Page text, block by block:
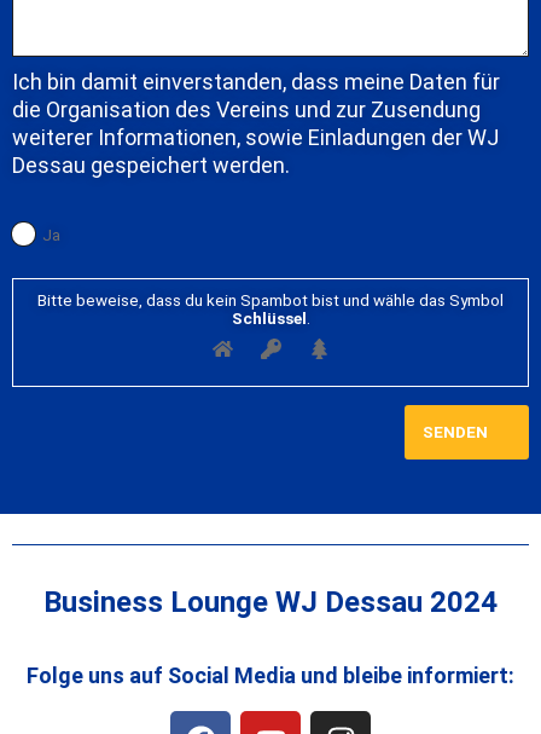
Ich bin damit einverstanden, dass meine Daten für
die Organisation des Vereins und zur Zusendung
weiterer Informationen, sowie Einladungen der WJ
Dessau gespeichert werden.
Ja
Bitte beweise, dass du kein Spambot bist und wähle das Symbol
Schlüssel
Business Lounge WJ Dessau 2024
Folge uns auf Social Media und bleibe informiert: